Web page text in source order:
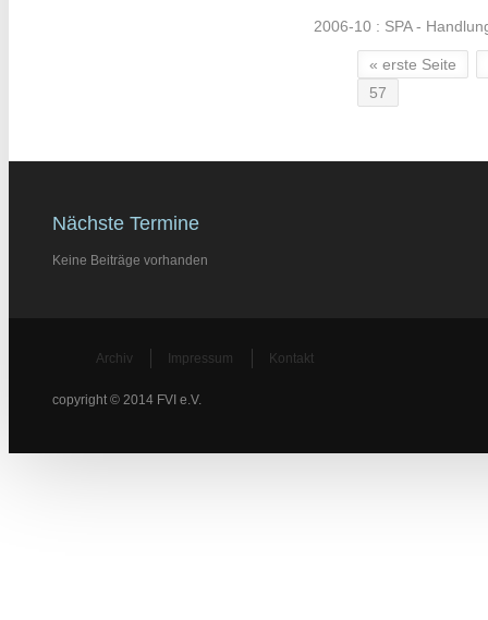
2006-10 : SPA -
Seiten« erste Seite
57
Nächste Termine
Keine Beiträge vorhanden
Archiv Impressum Kontakt
copyright © 2014 FVI e.V.